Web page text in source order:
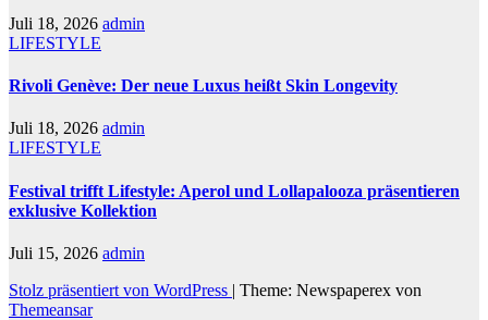
Juli 18, 2026 admin
LIFESTYLE
Rivoli Genève: Der neue Luxus heißt Skin Longevity
Juli 18, 2026 admin
LIFESTYLE
Festival trifft Lifestyle: Aperol und Lollapalooza präsentieren
exklusive Kollektion
Juli 15, 2026 admin
Stolz präsentiert von WordPress | Theme: Newspaperex von
Themeansar